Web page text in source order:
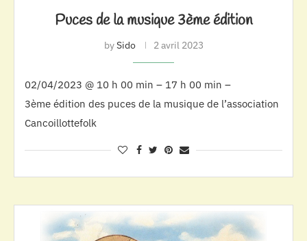
Puces de la musique 3ème édition
bySido 2 avril 2023
02/04/2023 @ 10 h 00 min – 17 h 00 min –
3ème édition des puces de la musique de l’association
Cancoillottefolk